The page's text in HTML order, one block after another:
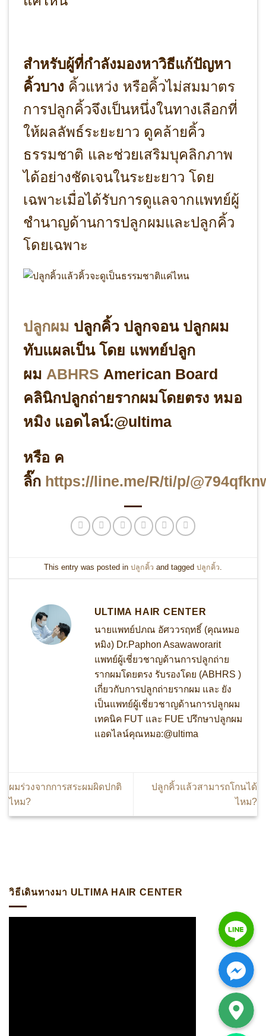
สำหรับผู้ที่กำลังมองหาวิธีแก้ปัญหา
คิ้วบาง คิ้วแหว่ง หรือคิ้วไม่สมมาตร
การปลูกคิ้วจึงเป็นหนึ่งในทางเลือกที่
ให้ผลลัพธ์ระยะยาว ดูคล้ายคิ้ว
ธรรมชาติ และช่วยเสริมบุคลิกภาพ
ได้อย่างชัดเจนในระยะยาว โดย
เฉพาะเมื่อได้รับการดูแลจากแพทย์ผู้
ชำนาญด้านการปลูกผมและปลูกคิ้ว
โดยเฉพาะ
ปลูกผม ปลูกคิ้ว ปลูกจอน ปลูกผม
ทับแผลเป็น โดย แพทย์ปลูก
ผม ABHRS American Board
คลินิกปลูกถ่ายรากผมโดยตรง หมอ
หมิง แอดไลน์:@ultima
หรือ ค
ลิ๊ก https://line.me/R/ti/p/
This entry was posted in ปลูกคิ้ว and tagged ปลูกคิ้ว.
ULTIMA HAIR CENTER
นายแพทย์ปภณ อัศววรฤทธิ์ (คุณหมอ
หมิง) Dr.Paphon Asawaworarit
แพทย์ผู้เชี่ยวชาญด้านการปลูกถ่าย
รากผมโดยตรง รับรองโดย (ABHRS )
เกี่ยวกับการปลูกถ่ายรากผม และ ยัง
เป็นแพทย์ผู้เชี่ยวชาญด้านการปลูกผม
เทคนิค FUT และ FUE ปรึกษาปลูกผม
แอดไลน์คุณหมอ:@ultima
ผมร่วงจากการสระผมผิดปกติ
ไหม?
ปลูกคิ้วแล้วสามารถโกนได้
ไหม?
วิธีเดินทางมา ULTIMA HAIR CENTER
Line
Facebook Messenger
Google Map
Phone